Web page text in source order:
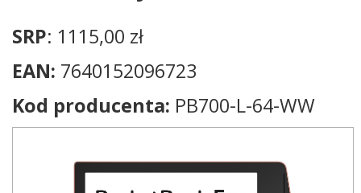
SRP: 1115,00 zł
EAN: 7640152096723
Kod producenta: PB700-L-64-WW